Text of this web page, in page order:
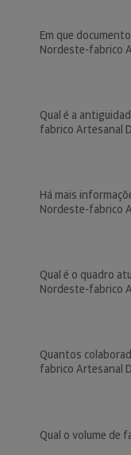
Em que
Nordeste-fabrico
Qual é a
fabrico Artesanal
Há mais
Nordeste-fabrico
Qual é o quadro
Nordeste-fabrico
Quantos
fabrico Artesanal
Qual o volume de